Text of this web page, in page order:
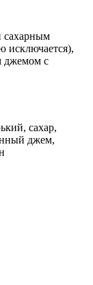
сахарным
исключается),
джемом с
сахар,
джем,